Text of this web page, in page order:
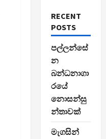
RECENT
POSTS
පල්ලන්සේ
න
බන්ධනාගා
රයේ
නොසන්සු
න්තාවක්
මැගසින්